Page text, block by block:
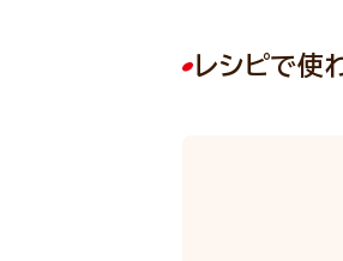
レシピで使